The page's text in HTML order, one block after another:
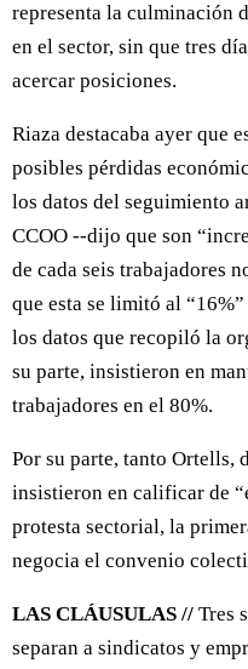
representa la culminación
en el sector, sin que tres
acercar posiciones.
Riaza destacaba ayer que
posibles pérdidas
los datos del seguimiento
CCOO --dijo que son
de cada seis trabajadores
que esta se limitó al
los datos que recopiló la
su parte, insistieron en
trabajadores en el 80%.
Por su parte, tanto Ortells,
insistieron en calificar de
protesta sectorial, la
negocia el convenio
LAS CLÁUSULAS // Tres
separan a sindicatos y